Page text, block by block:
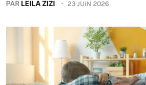
PARLEILA ZIZI 23 JUIN 2026